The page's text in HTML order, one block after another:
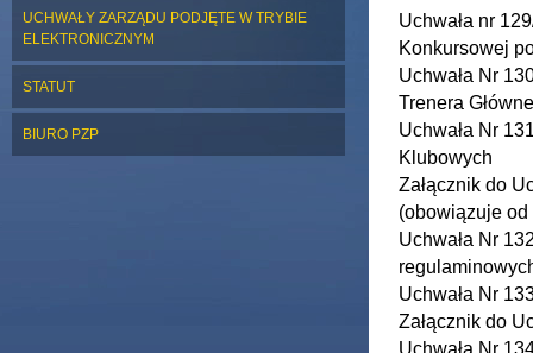
UCHWAŁY ZARZĄDU PODJĘTE W TRYBIE
ELEKTRONICZNYM
STATUT
BIURO PZP
Uchwała nr
Konkursowej
Uchwała Nr
Trenera
Uchwała Nr
Klubowych
Załącznik do
(obowiązuje od
Uchwała Nr
Uchwała Nr
Załącznik do
Uchwała Nr